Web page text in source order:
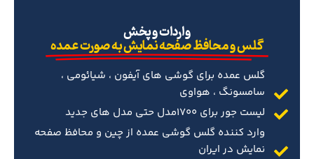
‌واردات و پخش
گلس و محافظ صفحه نمایش به صورت عمده
گلس عمده برای گوشی های آیفون ، شیائومی ،
سامسونگ ، هواوی
لیست جور برای 1700مدل حتی مدل های جدید
وارد کننده گلس گوشی عمده از چین و محافظ صفحه
نمایش در ایران